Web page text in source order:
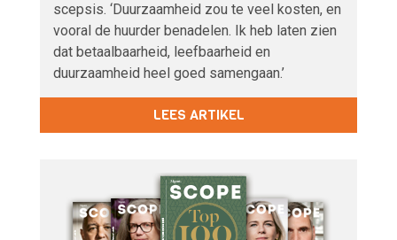
scepsis. ‘Duurzaamheid zou te veel kosten, en
vooral de huurder benadelen. Ik heb laten zien
dat betaalbaarheid, leefbaarheid en
duurzaamheid heel goed samengaan.’
LEES ARTIKEL